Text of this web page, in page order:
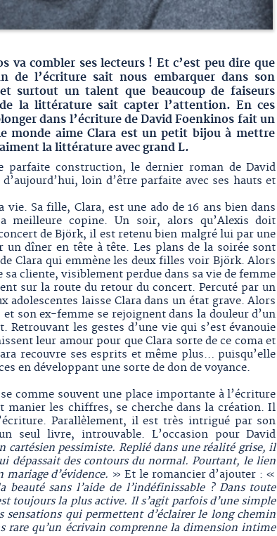
va combler ses lecteurs ! Et c’est peu dire que
de l’écriture sait nous embarquer dans son
surtout un talent que beaucoup de faiseurs
la littérature sait capter l’attention. En ces
dans l’écriture de David Foenkinos fait un
monde aime Clara est un petit bijou à mettre
la littérature avec grand L.
parfaite construction, le dernier roman de David
loin d’être parfaite avec ses hauts et
Sa fille, Clara, est une ado de 16 ans bien dans
meilleure copine. Un soir, alors qu’Alexis doit
de Björk, il est retenu bien malgré lui par une
dîner en tête à tête. Les plans de la soirée sont
Clara qui emmène les deux filles voir Björk. Alors
sa cliente, visiblement perdue dans sa vie de femme
sur la route du retour du concert. Percuté par un
adolescentes laisse Clara dans un état grave. Alors
son ex-femme se rejoignent dans la douleur d’un
Retrouvant les gestes d’une vie qui s’est évanouie
leur amour pour que Clara sorte de ce coma et
recouvre ses esprits et même plus… puisqu’elle
en développant une sorte de don de voyance.
comme souvent une place importante à l’écriture
manier les chiffres, se cherche dans la création. Il
Parallèlement, il est très intrigué par son
seul livre, introuvable. L’occasion pour David
cartésien pessimiste. Replié dans une réalité grise, il
dépassait des contours du normal. Pourtant, le lien
d’évidence. » Et le romancier d’ajouter : «
sans l’aide de l’indéfinissable ? Dans toute
toujours la plus active. Il s’agit parfois d’une simple
qui permettent d’éclairer le long chemin
rare qu’un écrivain comprenne la dimension intime